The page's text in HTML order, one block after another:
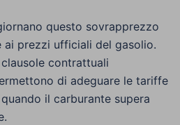
questo sovrapprezzo
ai prezzi ufficiali del gasolio.
contrattuali
di adeguare le tariffe
il carburante supera